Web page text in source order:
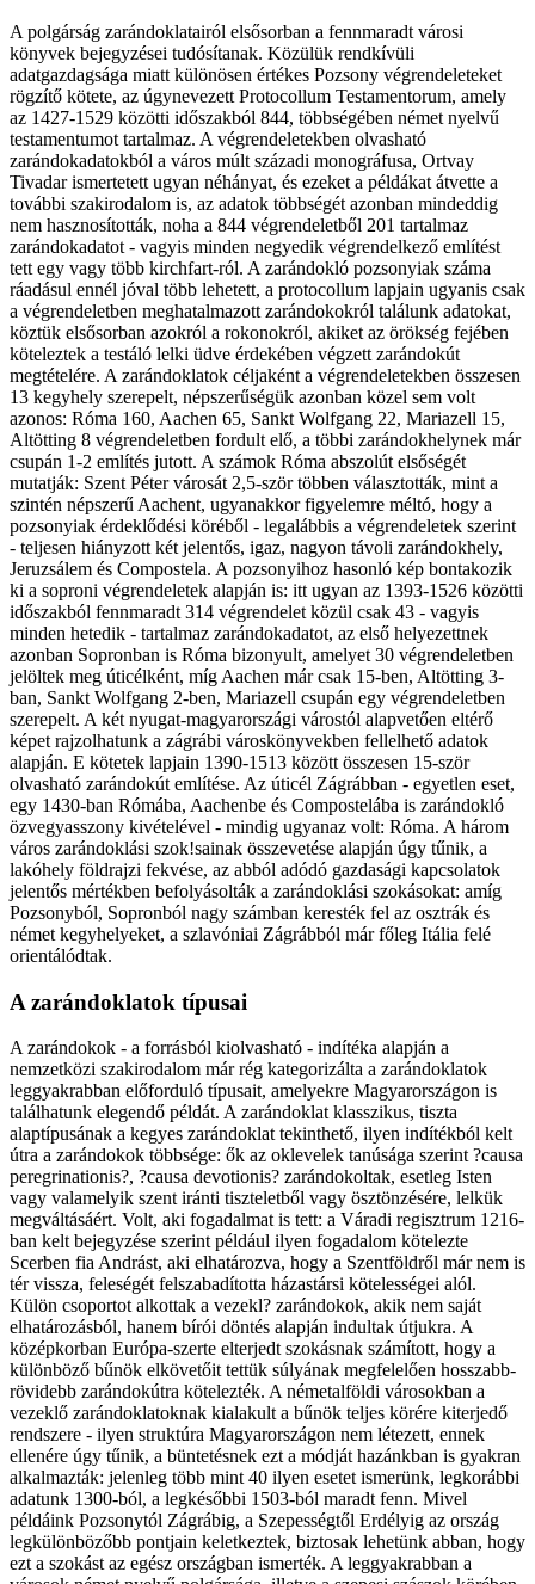
A polgárság zarándoklatairól elsősorban a fennmaradt városi
könyvek bejegyzései tudósítanak. Közülük rendkívüli
adatgazdagsága miatt különösen értékes Pozsony végrendeleteket
rögzítő kötete, az úgynevezett Protocollum Testamentorum, amely
az 1427-1529 közötti időszakból 844, többségében német nyelvű
testamentumot tartalmaz. A végrendeletekben olvasható
zarándokadatokból a város múlt századi monográfusa, Ortvay
Tivadar ismertetett ugyan néhányat, és ezeket a példákat átvette a
további szakirodalom is, az adatok többségét azonban mindeddig
nem hasznosították, noha a 844 végrendeletből 201 tartalmaz
zarándokadatot - vagyis minden negyedik végrendelkező említést
tett egy vagy több kirchfart-ról. A zarándokló pozsonyiak száma
ráadásul ennél jóval több lehetett, a protocollum lapjain ugyanis csak
a végrendeletben meghatalmazott zarándokokról találunk adatokat,
köztük elsősorban azokról a rokonokról, akiket az örökség fejében
köteleztek a testáló lelki üdve érdekében végzett zarándokút
megtételére. A zarándoklatok céljaként a végrendeletekben összesen
13 kegyhely szerepelt, népszerűségük azonban közel sem volt
azonos: Róma 160, Aachen 65, Sankt Wolfgang 22, Mariazell 15,
Altötting 8 végrendeletben fordult elő, a többi zarándokhelynek már
csupán 1-2 említés jutott. A számok Róma abszolút elsőségét
mutatják: Szent Péter városát 2,5-ször többen választották, mint a
szintén népszerű Aachent, ugyanakkor figyelemre méltó, hogy a
pozsonyiak érdeklődési köréből - legalábbis a végrendeletek szerint
- teljesen hiányzott két jelentős, igaz, nagyon távoli zarándokhely,
Jeruzsálem és Compostela. A pozsonyihoz hasonló kép bontakozik
ki a soproni végrendeletek alapján is: itt ugyan az 1393-1526 közötti
időszakból fennmaradt 314 végrendelet közül csak 43 - vagyis
minden hetedik - tartalmaz zarándokadatot, az első helyezettnek
azonban Sopronban is Róma bizonyult, amelyet 30 végrendeletben
jelöltek meg úticélként, míg Aachen már csak 15-ben, Altötting 3-
ban, Sankt Wolfgang 2-ben, Mariazell csupán egy végrendeletben
szerepelt. A két nyugat-magyarországi várostól alapvetően eltérő
képet rajzolhatunk a zágrábi városkönyvekben fellelhető adatok
alapján. E kötetek lapjain 1390-1513 között összesen 15-ször
olvasható zarándokút említése. Az úticél Zágrábban - egyetlen eset,
egy 1430-ban Rómába, Aachenbe és Compostelába is zarándokló
özvegyasszony kivételével - mindig ugyanaz volt: Róma. A három
város zarándoklási szok!sainak összevetése alapján úgy tűnik, a
lakóhely földrajzi fekvése, az abból adódó gazdasági kapcsolatok
jelentős mértékben befolyásolták a zarándoklási szokásokat: amíg
Pozsonyból, Sopronból nagy számban keresték fel az osztrák és
német kegyhelyeket, a szlavóniai Zágrábból már főleg Itália felé
orientálódtak.
A zarándoklatok típusai
A zarándokok - a forrásból kiolvasható - indítéka alapján a
nemzetközi szakirodalom már rég kategorizálta a zarándoklatok
leggyakrabban előforduló típusait, amelyekre Magyarországon is
találhatunk elegendő példát. A zarándoklat klasszikus, tiszta
alaptípusának a kegyes zarándoklat tekinthető, ilyen indítékból kelt
útra a zarándokok többsége: ők az oklevelek tanúsága szerint ?causa
peregrinationis?, ?causa devotionis? zarándokoltak, esetleg Isten
vagy valamelyik szent iránti tiszteletből vagy ösztönzésére, lelkük
megváltásáért. Volt, aki fogadalmat is tett: a Váradi regisztrum 1216-
ban kelt bejegyzése szerint például ilyen fogadalom kötelezte
Scerben fia Andrást, aki elhatározva, hogy a Szentföldről már nem is
tér vissza, feleségét felszabadította házastársi kötelességei alól.
Külön csoportot alkottak a vezekl? zarándokok, akik nem saját
elhatározásból, hanem bírói döntés alapján indultak útjukra. A
középkorban Európa-szerte elterjedt szokásnak számított, hogy a
különböző bűnök elkövetőit tettük súlyának megfelelően hosszabb-
rövidebb zarándokútra kötelezték. A németalföldi városokban a
vezeklő zarándoklatoknak kialakult a bűnök teljes körére kiterjedő
rendszere - ilyen struktúra Magyarországon nem létezett, ennek
ellenére úgy tűnik, a büntetésnek ezt a módját hazánkban is gyakran
alkalmazták: jelenleg több mint 40 ilyen esetet ismerünk, legkorábbi
adatunk 1300-ból, a legkésőbbi 1503-ból maradt fenn. Mivel
példáink Pozsonytól Zágrábig, a Szepességtől Erdélyig az ország
legkülönbözőbb pontjain keletkeztek, biztosak lehetünk abban, hogy
ezt a szokást az egész országban ismerték. A leggyakrabban a